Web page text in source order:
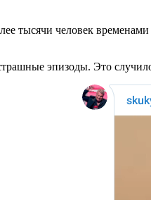
тысячи человек
эпизоды. Это